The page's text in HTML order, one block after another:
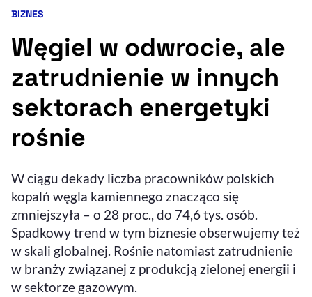
Ułatwienia dostępności wspierają:
Sprawdź, jak i dlaczego zwiększamy dostępność , otwiera się w nowym
Deklaracja dostępności, otwiera się w nowym oknie
Zgłoś problem
, otwiera się w
Kategoria artykułu:
BIZNES
Węgiel w odwrocie, ale
zatrudnienie w innych
sektorach energetyki
rośnie
W ciągu dekady liczba pracowników polskich
kopalń węgla kamiennego znacząco się
zmniejszyła – o 28 proc., do 74,6 tys. osób.
Spadkowy trend w tym biznesie obserwujemy też
w skali globalnej. Rośnie natomiast zatrudnienie
w branży związanej z produkcją zielonej energii i
w sektorze gazowym.